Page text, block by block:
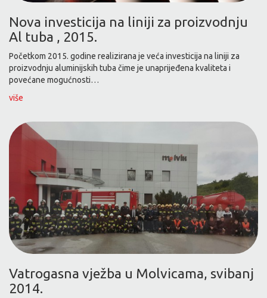
Nova investicija na liniji za proizvodnju
Al tuba , 2015.
Početkom 2015. godine realizirana je veća investicija na liniji za
proizvodnju aluminijskih tuba čime je unaprijeđena kvaliteta i
povećane mogućnosti…
više
Vatrogasna vježba u Molvicama, svibanj
2014.